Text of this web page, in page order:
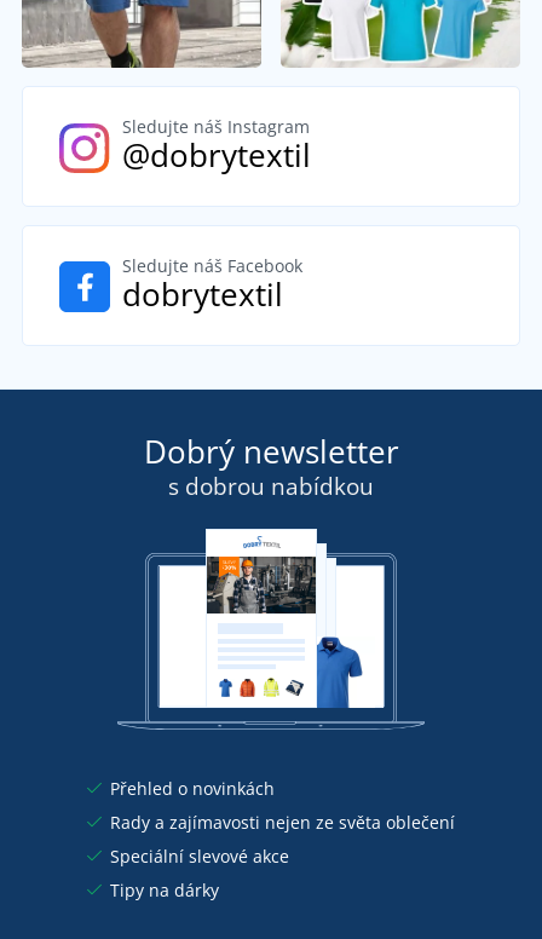
Sledujte náš Instagram
@dobrytextil
Sledujte náš Facebook
dobrytextil
Dobrý newsletter
s dobrou nabídkou
Přehled o novinkách
Rady a zajímavosti nejen ze světa oblečení
Speciální slevové akce
Tipy na dárky